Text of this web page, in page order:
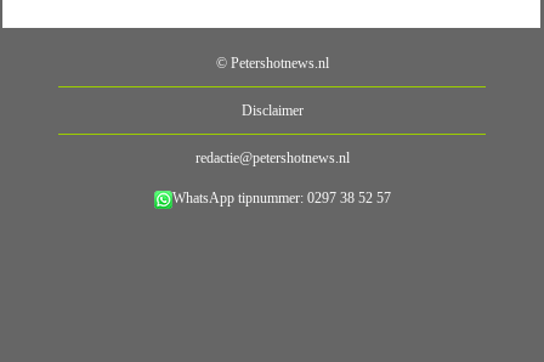
© Petershotnews.nl
Disclaimer
redactie@petershotnews.nl
WhatsApp tipnummer: 0297 38 52 57